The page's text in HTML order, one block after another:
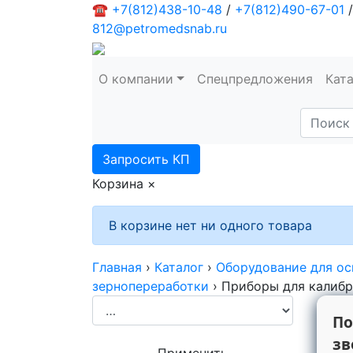
☎ +7(812)438-10-48 / +7(812)490-67-01 /
812@petromedsnab.ru
О компании Спецпредложения
Запросить КП
Корзина ×
В корзине нет ни одного товара
Главная › Каталог › Оборудование для
зернопереработки › Приборы для